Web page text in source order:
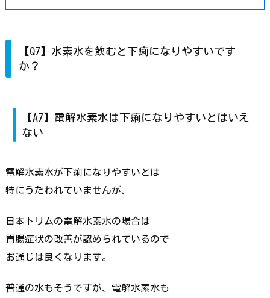
【Q7】水素水を飲むと下痢になりやすいです
か？
【A7】電解水素水は下痢になりやすいとはいえ
ない
電解水素水が下痢になりやすいとは
特にうたわれていませんが、
日本トリムの電解水素水の場合は
胃腸症状の改善が認められているので
お通じは良くなります。
普通の水もそうですが、電解水素水も